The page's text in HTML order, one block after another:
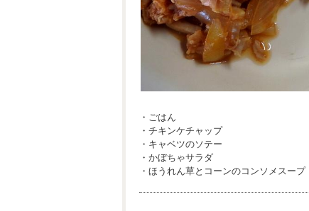
・ごはん
・チキンケチャップ
・キャベツのソテー
・かぼちゃサラダ
・ほうれん草とコーンのコンソメスープ